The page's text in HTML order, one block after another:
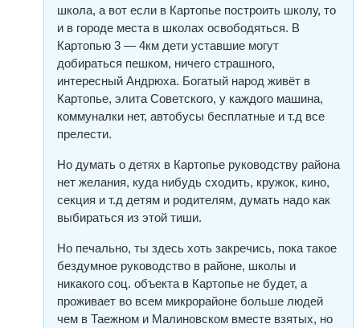
школа, а вот если в Картопье построить школу, то
и в городе места в школах освободяться. В
Картопью 3 — 4км дети уставшие могут
добираться пешком, ничего страшного,
интересный Андрюха. Богатый народ живёт в
Картопье, элита Советского, у каждого машина,
коммуналки нет, автобусы бесплатные и т.д все
прелести.
Но думать о детях в Картопье руководству района
нет желания, куда нибудь сходить, кружок, кино,
секция и т.д детям и родителям, думать надо как
выбираться из этой тиши.
Но печально, ты здесь хоть закречись, пока такое
бездумное руководство в районе, школы и
никакого соц. объекта в Картопье не будет, а
проживает во всем микрорайоне больше людей
чем в Таежном и Малиновском вместе взятых, но